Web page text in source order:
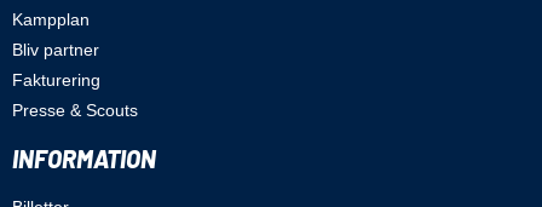
Kampplan
Bliv partner
Fakturering
Presse & Scouts
INFORMATION